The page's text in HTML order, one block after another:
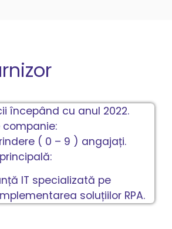
începând cu anul 2022.
companie:
( 0 – 9 ) angajați.
IT specializată pe
soluțiilor RPA.